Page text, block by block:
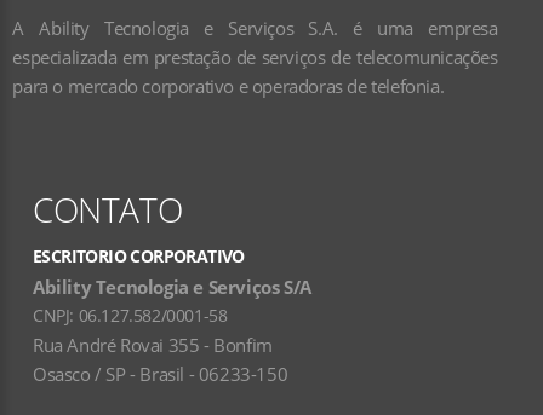
A Ability Tecnologia e Serviços S.A. é uma empresa
especializada em prestação de serviços de telecomunicações
para o mercado corporativo e operadoras de telefonia.
CONTATO
ESCRITORIO CORPORATIVO
Ability Tecnologia e Serviços S/A
CNPJ: 06.127.582/0001-58
Rua André Rovai 355 - Bonfim
Osasco / SP - Brasil - 06233-150